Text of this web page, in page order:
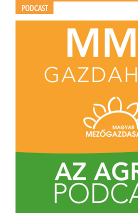
PODCAST